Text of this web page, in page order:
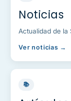
Noticias
Actualidad de la
Ver noticias →
📚